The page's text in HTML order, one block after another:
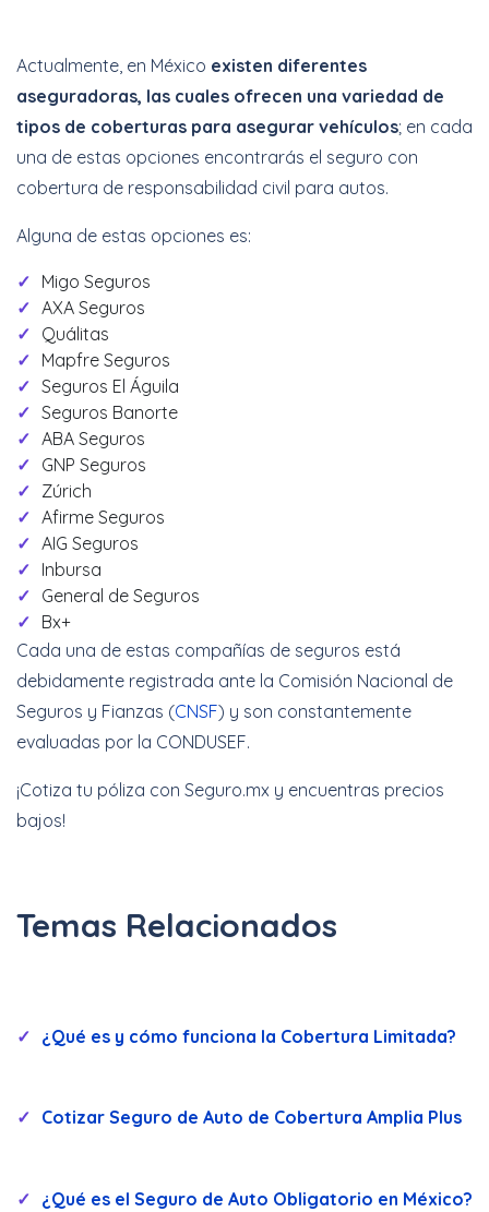
Actualmente, en México existen diferentes
aseguradoras, las cuales ofrecen una variedad de
tipos de coberturas para asegurar vehículos; en cada
una de estas opciones encontrarás el seguro con
cobertura de responsabilidad civil para autos.
Alguna de estas opciones es:
Migo Seguros
AXA Seguros
Quálitas
Mapfre Seguros
Seguros El Águila
Seguros Banorte
ABA Seguros
GNP Seguros
Zúrich
Afirme Seguros
AIG Seguros
Inbursa
General de Seguros
Bx+
Cada una de estas compañías de seguros está
debidamente registrada ante la Comisión Nacional de
Seguros y Fianzas (CNSF) y son constantemente
evaluadas por la CONDUSEF.
¡Cotiza tu póliza con Seguro.mx y encuentras precios
bajos!
Temas Relacionados
¿Qué es y cómo funciona la Cobertura Limitada?
Cotizar Seguro de Auto de Cobertura Amplia Plus
¿Qué es el Seguro de Auto Obligatorio en México?